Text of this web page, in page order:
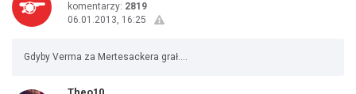
komentarzy: 2819
06.01.2013, 16:25
Gdyby Verma za Mertesackera grał....